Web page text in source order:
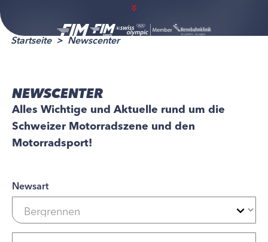
Startseite Newscenter
NEWSCENTER
Alles Wichtige und Aktuelle rund um die
Schweizer Motorradszene und den
Motorradsport!
Newsart